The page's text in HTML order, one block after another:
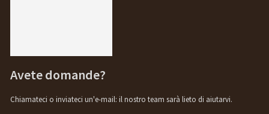
Avete domande?
Chiamateci o inviateci un'e-mail: il nostro team sarà lieto di aiutarvi.